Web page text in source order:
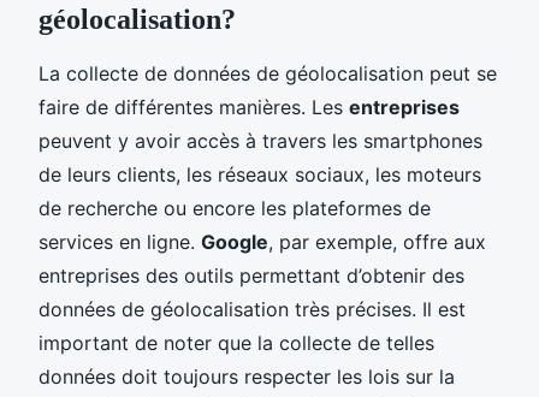
géolocalisation?
La collecte de données de géolocalisation peut se
faire de différentes manières. Les entreprises
peuvent y avoir accès à travers les smartphones
de leurs clients, les réseaux sociaux, les moteurs
de recherche ou encore les plateformes de
services en ligne. Google, par exemple, offre aux
entreprises des outils permettant d’obtenir des
données de géolocalisation très précises. Il est
important de noter que la collecte de telles
données doit toujours respecter les lois sur la